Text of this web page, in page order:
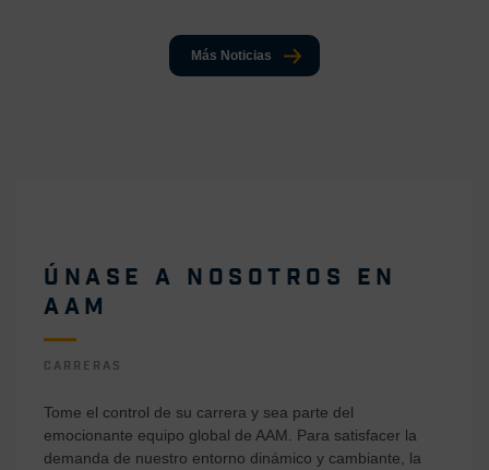
Más Noticias
ÚNASE A NOSOTROS EN
AAM
CARRERAS
Tome el control de su carrera y sea parte del
emocionante equipo global de AAM. Para satisfacer la
demanda de nuestro entorno dinámico y cambiante, la